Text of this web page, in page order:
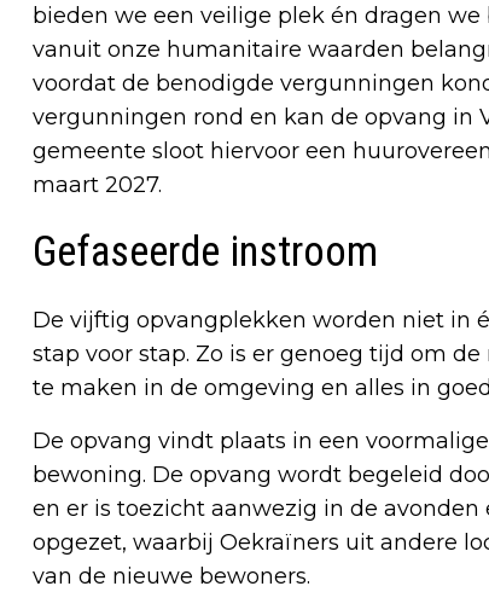
bieden we een veilige plek én dragen
vanuit onze humanitaire waarden
voordat de benodigde vergunningen
vergunningen rond en kan de opvang in
gemeente sloot hiervoor een
maart 2027.
Gefaseerde instroom
De vijftig opvangplekken worden niet in
stap voor stap. Zo is er genoeg tijd om
te maken in de omgeving en alles in
De opvang vindt plaats in een
bewoning. De opvang wordt begeleid
en er is toezicht aanwezig in de
opgezet, waarbij Oekraïners uit andere
van de nieuwe bewoners.